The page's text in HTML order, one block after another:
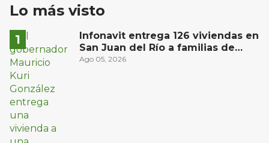
Lo más visto
Infonavit entrega 126 viviendas en
San Juan del Río a familias de
bajos ingresos
Ago 05, 2026